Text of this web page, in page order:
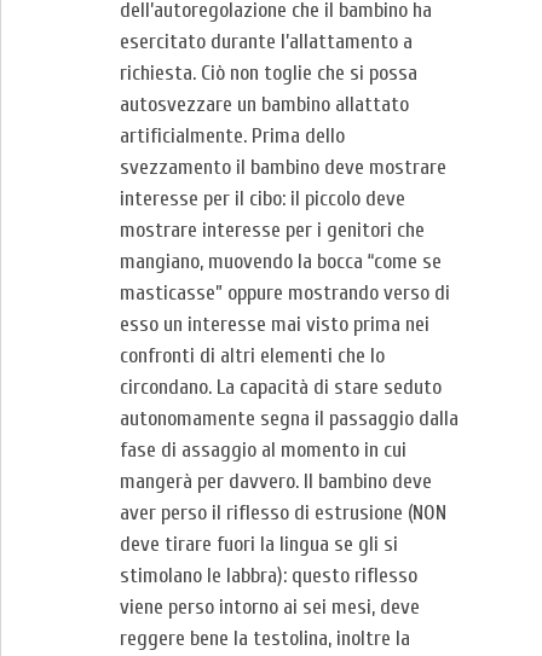
dell’autoregolazione che il bambino ha
esercitato durante l’allattamento a
richiesta. Ciò non toglie che si possa
autosvezzare un bambino allattato
artificialmente. Prima dello
svezzamento il bambino deve mostrare
interesse per il cibo: il piccolo deve
mostrare interesse per i genitori che
mangiano, muovendo la bocca “come se
masticasse” oppure mostrando verso di
esso un interesse mai visto prima nei
confronti di altri elementi che lo
circondano. La capacità di stare seduto
autonomamente segna il passaggio dalla
fase di assaggio al momento in cui
mangerà per davvero. Il bambino deve
aver perso il riflesso di estrusione (NON
deve tirare fuori la lingua se gli si
stimolano le labbra): questo riflesso
viene perso intorno ai sei mesi, deve
reggere bene la testolina, inoltre la